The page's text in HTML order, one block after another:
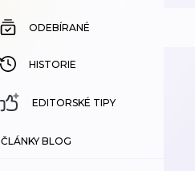
ODEBÍRANÉ
HISTORIE
EDITORSKÉ TIPY
ČLÁNKY BLOG